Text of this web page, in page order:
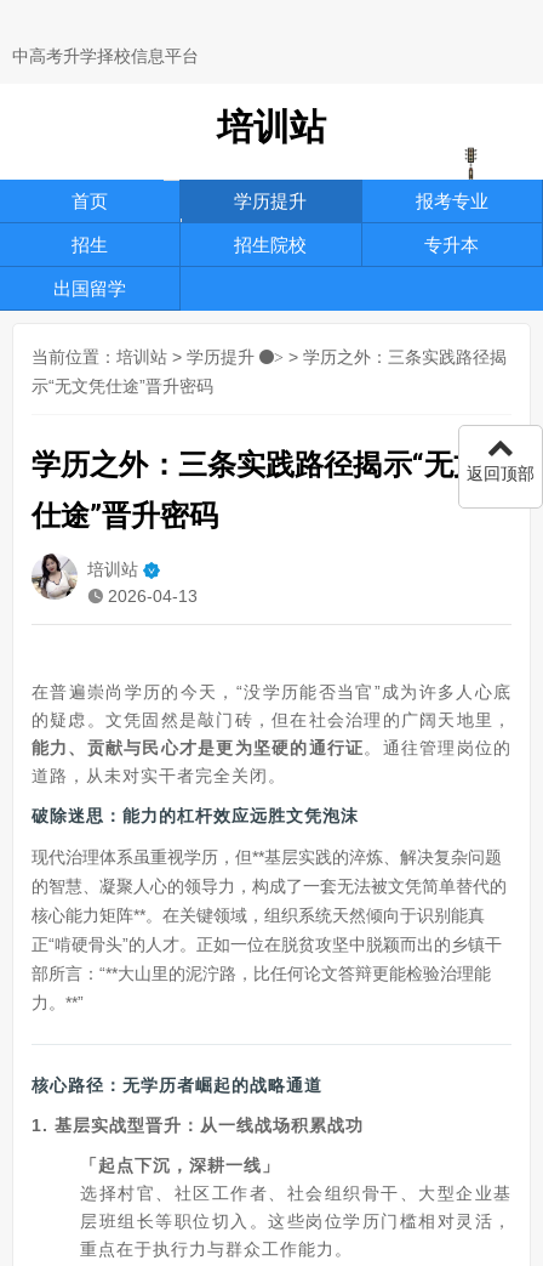
中高考升学择校信息平台
培训站
首页 学历提升 报考专业
招生 招生院校 专升本
出国留学
当前位置： 培训站 > 学历提升 > > 学历之外：三条实践路径揭
示“无文凭仕途”晋升密码
学历之外：三条实践路径揭示“无文凭
仕途”晋升密码
培训站
2026-04-13
在普遍崇尚学历的今天，“没学历能否当官”成为许多人心底
的疑虑。文凭固然是敲门砖，但在社会治理的广阔天地里，
能力、贡献与民心才是更为坚硬的通行证。通往管理岗位的
道路，从未对实干者完全关闭。
破除迷思：能力的杠杆效应远胜文凭泡沫
现代治理体系虽重视学历，但**基层实践的淬炼、解决复杂问题
的智慧、凝聚人心的领导力，构成了一套无法被文凭简单替代的
核心能力矩阵**。在关键领域，组织系统天然倾向于识别能真
正“啃硬骨头”的人才。正如一位在脱贫攻坚中脱颖而出的乡镇干
部所言：“**大山里的泥泞路，比任何论文答辩更能检验治理能
力。**”
核心路径：无学历者崛起的战略通道
1. 基层实战型晋升：从一线战场积累战功
「起点下沉，深耕一线」
选择村官、社区工作者、社会组织骨干、大型企业基
层班组长等职位切入。这些岗位学历门槛相对灵活，
重点在于执行力与群众工作能力。
返回顶部